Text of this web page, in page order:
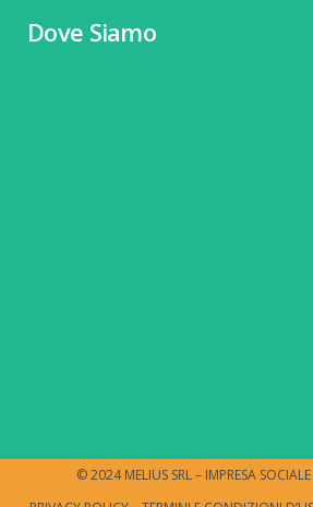
Dove Siamo
© 2024 MELIUS SRL – IMPRESA